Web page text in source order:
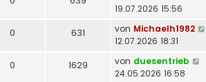
19.07.2026 15:56
0 631 von Michaelh1982
12.07.2026 18:31
0 1629 von duesentrieb
24.05.2026 16:58